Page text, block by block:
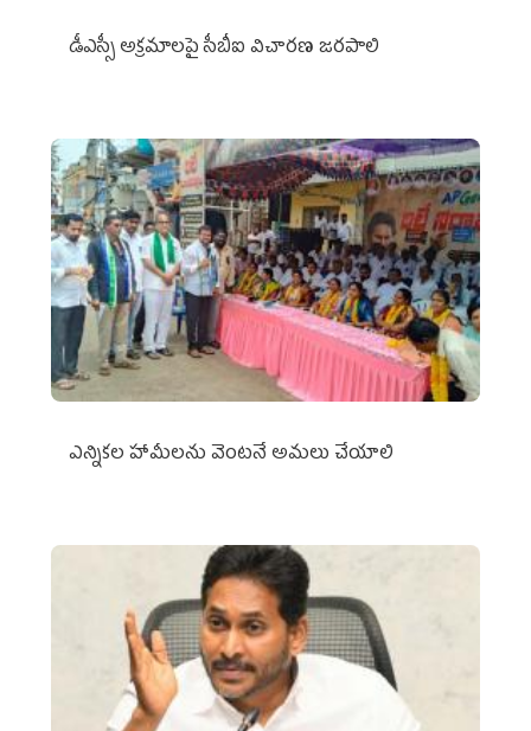
డీఎస్సీ అక్రమాలపై సీబీఐ విచారణ జరపాలి
ఎన్నికల హామీలను వెంటనే అమలు చేయాలి